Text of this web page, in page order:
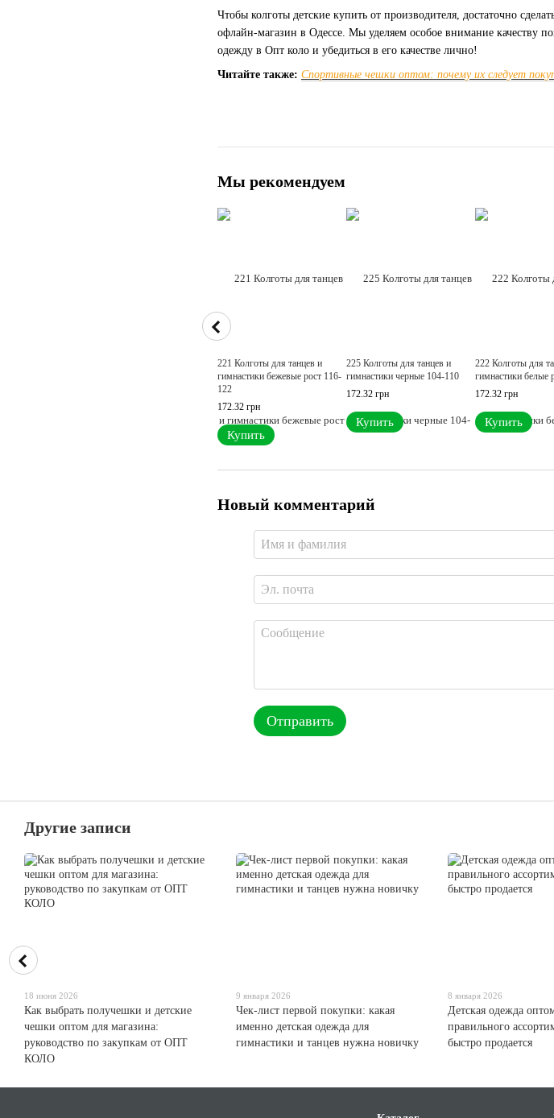
Чтобы колготы детские купить от производителя, достаточно
офлайн-магазин в Одессе. Мы уделяем особое внимание качеству
одежду в Опт коло и убедиться в его качестве лично!
Читайте также: Спортивные чешки оптом: почему их следует
Мы рекомендуем
221 Колготы для танцев и
гимнастики бежевые рост 116-
122
172.32 грн
Купить
225 Колготы для танцев и
гимнастики черные 104-110
172.32 грн
Купить
222 Колготы для
гимнастики белые
172.32 грн
Купить
Новый комментарий
Отправить
Другие записи
18 июня 2026
Как выбрать получешки и детские
чешки оптом для магазина:
руководство по закупкам от ОПТ
КОЛО
9 января 2026
Чек-лист первой покупки: какая
именно детская одежда для
гимнастики и танцев нужна новичку
8 января 2026
Детская одежда
правильного
быстро продается